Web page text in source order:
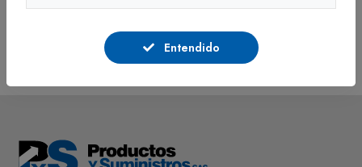
Entendido